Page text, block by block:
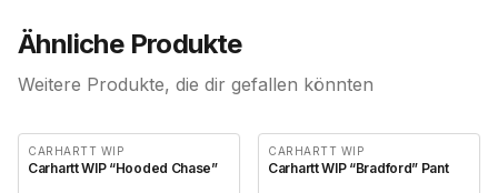
Ähnliche Produkte
Weitere Produkte, die dir gefallen könnten
CARHARTT WIP
Carhartt WIP “Hooded Chase”
CARHARTT WIP
Carhartt WIP “Bradford” Pant